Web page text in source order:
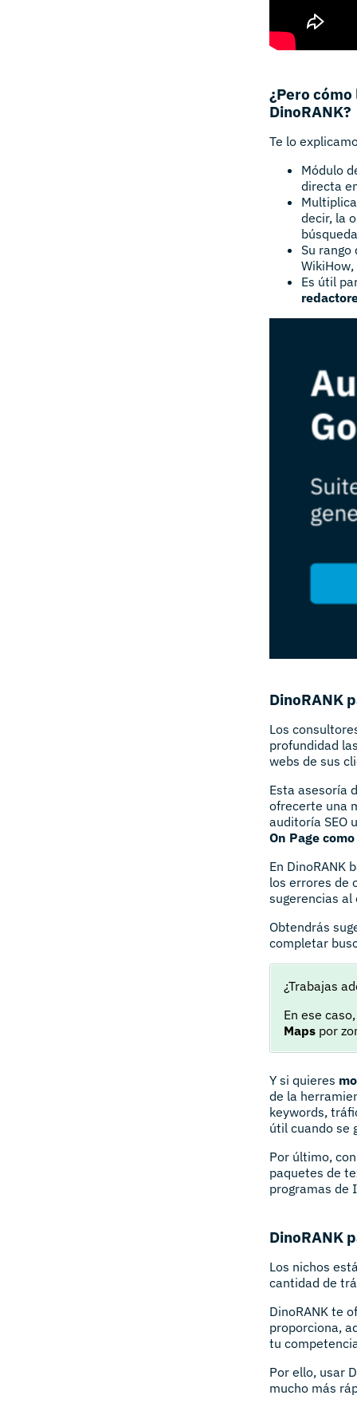
¿Pero
DinoRANK?
Te lo
Módulo
directa
decir, la
Su
Es útil
DinoRANK
Los
profundidad
webs de sus
Esta asesoría
ofrecerte una
auditoría SEO
On Page
En DinoRANK
los errores de
sugerencias al
Obtendrás
completar
¿Trabajas
En ese
Maps por
Y si quieres
de la
keywords,
útil cuando se
Por último,
paquetes de
programas de
DinoRANK
Los nichos
cantidad de
DinoRANK te
proporciona,
tu
Por ello, usar
mucho más